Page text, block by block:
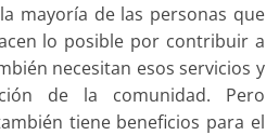
mayoría de las personas que
lo posible por contribuir a
necesitan esos servicios y
de la comunidad. Pero
tiene beneficios para el